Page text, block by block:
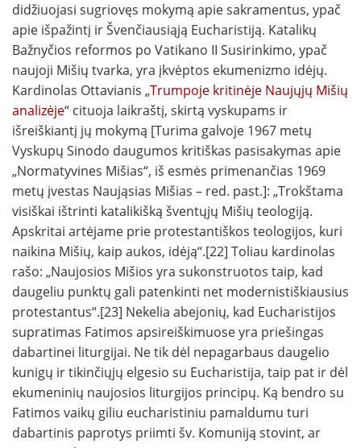
didžiuojasi sugriovęs mokymą apie sakramentus, ypač
apie išpažintį ir Švenčiausiąją Eucharistiją. Katalikų
Bažnyčios reformos po Vatikano II Susirinkimo, ypač
naujoji Mišių tvarka, yra įkvėptos ekumenizmo idėjų.
Kardinolas Ottavianis „Trumpoje kritinėje Naujųjų Mišių
analizėje“ cituoja laikraštį, skirtą vyskupams ir
išreiškiantį jų mokymą [Turima galvoje 1967 metų
Vyskupų Sinodo daugumos kritiškas pasisakymas apie
„Normatyvines Mišias“, iš esmės primenančias 1969
metų įvestas Naująsias Mišias – red. past.]: „Trokštama
visiškai ištrinti katalikišką šventųjų Mišių teologiją.
Apskritai artėjame prie protestantiškos teologijos, kuri
naikina Mišių, kaip aukos, idėją“.[22] Toliau kardinolas
rašo: „Naujosios Mišios yra sukonstruotos taip, kad
daugeliu punktų gali patenkinti net modernistiškiausius
protestantus“.[23] Nekelia abejonių, kad Eucharistijos
supratimas Fatimos apsireiškimuose yra priešingas
dabartinei liturgijai. Ne tik dėl nepagarbaus daugelio
kunigų ir tikinčiųjų elgesio su Eucharistija, taip pat ir dėl
ekumeninių naujosios liturgijos principų. Ką bendro su
Fatimos vaikų giliu eucharistiniu pamaldumu turi
dabartinis paprotys priimti šv. Komuniją stovint, ar